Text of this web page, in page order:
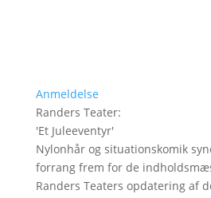
Anmeldelse
Randers Teater:
'Et Juleeventyr'
Nylonhår og situationskomik
forrang frem for de
Randers Teaters opdatering af